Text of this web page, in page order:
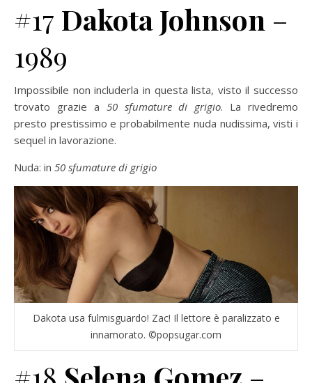
#17 Dakota Johnson –
1989
Impossibile non includerla in questa lista, visto il successo
trovato grazie a 50 sfumature di grigio. La rivedremo
presto prestissimo e probabilmente nuda nudissima, visti i
sequel in lavorazione.
Nuda: in 50 sfumature di grigio
Dakota usa fulmisguardo! Zac! Il lettore è paralizzato e
innamorato. ©popsugar.com